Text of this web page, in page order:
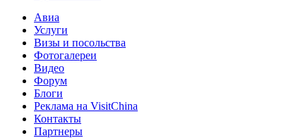
Авиа
Услуги
Визы и посольства
Фотогалереи
Видео
Форум
Блоги
Реклама на VisitChina
Контакты
Партнеры